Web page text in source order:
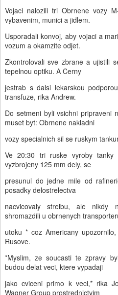
Vojaci nalozili tri Obrnene vozy
vybavenim, munici a jidlem.
Usporadali konvoj, aby vojaci a
vozum a okamzite odjet.
Zkontrolovali sve zbrane a ujistili
tepelnou optiku. A Cerny
jestrab s dalsi lekarskou
transfuze, rika Andrew.
Do setmeni byli vsichni pripraveni
muset byt: Obrnene nakladni
vozy specialnich sil se ruskym
Ve 20:30 tri ruske vyroby
vyzbrojeny 125 mm dely, se
presunul do jedne mile od
posadky delostrelectva
nacvicovaly strelbu, ale nikdy
shromazdili u obrnenych
utoku * coz Americany
Rusove.
*Myslim, ze soucasti te zpravy
budou delat veci, ktere vypadaji
jako cviceni primo k veci,* rika
Wagner Group prostrednictvim